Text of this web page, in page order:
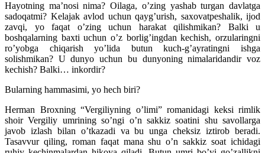
Hayotning ma’nosi nima? Oilaga, o’zing yashab turgan davlatga
sadoqatmi? Kelajak avlod uchun qayg’urish, saxovatpeshalik, ijod
zavqi, yo faqat o’zing uchun harakat qilishmikan? Balki u
boshqalarning baxti uchun o’z borlig’ingdan kechish, orzularingni
ro’yobga chiqarish yo’lida butun kuch-g’ayratingni ishga
solishmikan? U dunyo uchun bu dunyoning nimalaridandir voz
kechish? Balki… inkordir?
Bularning hammasimi, yo hech biri?
Herman Broxning “Vergiliyning o’limi” romanidagi keksi rimlik
shoir Vergiliy umrining so’ngi o’n sakkiz soatini shu savollarga
javob izlash bilan o’tkazadi va bu unga cheksiz iztirob beradi.
Tasavvur qiling, roman faqat mana shu o’n sakkiz soat ichidagi